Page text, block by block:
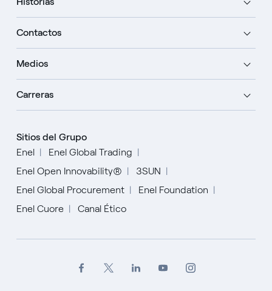
Contactos
Medios
Carreras
Sitios del Grupo
Enel
Enel Global Trading
Enel Open Innovability®
3SUN
Enel Global Procurement
Enel Foundation
Enel Cuore
Canal Ético